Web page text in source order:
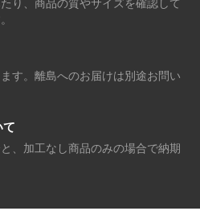
り、商品の質やサイズを確認して
す。離島へのお届けは別途お問い
て
、加工なし商品のみの場合で納期